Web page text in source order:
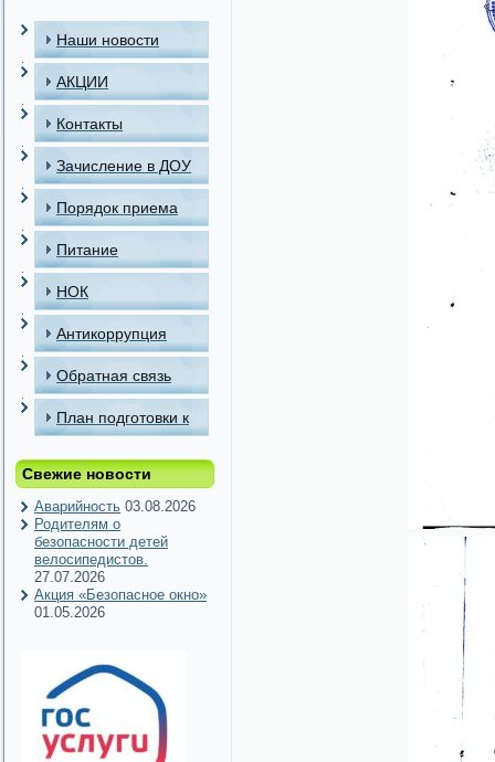
Наши новости
АКЦИИ
Контакты
Зачисление в ДОУ
Порядок приема
детей в МАДОУ
Питание
НОК
Антикоррупция
Обратная связь
План подготовки к
периоду
Свежие новости
Аварийность 03.08.2026
Родителям о
безопасности детей
велосипедистов.
27.07.2026
Акция «Безопасное окно»
01.05.2026